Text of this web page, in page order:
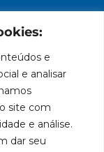
e
e analisar
site com
e análise.
dar seu
Redes
sociales
LinkedIn